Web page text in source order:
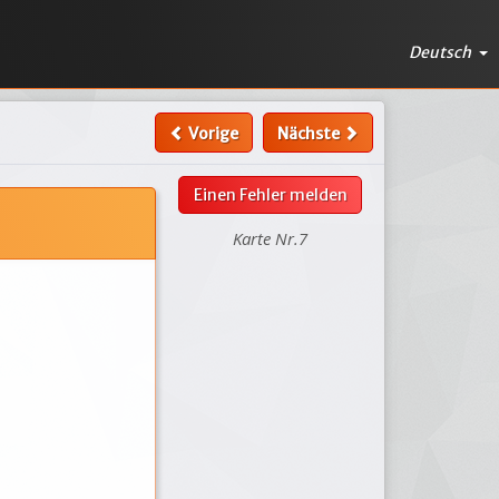
Deutsch
Vorige Nächste
Einen Fehler melden
Karte Nr.7